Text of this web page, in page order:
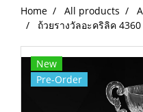
Home All products
ถ้วยรางวัลอะคริลิค 4360
New
Pre-Order